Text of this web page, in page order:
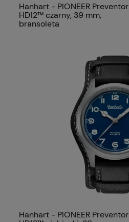
Hanhart - PIONEER Preventor
HD12™ czarny, 39 mm,
bransoleta
Hanhart - PIONEER Preventor